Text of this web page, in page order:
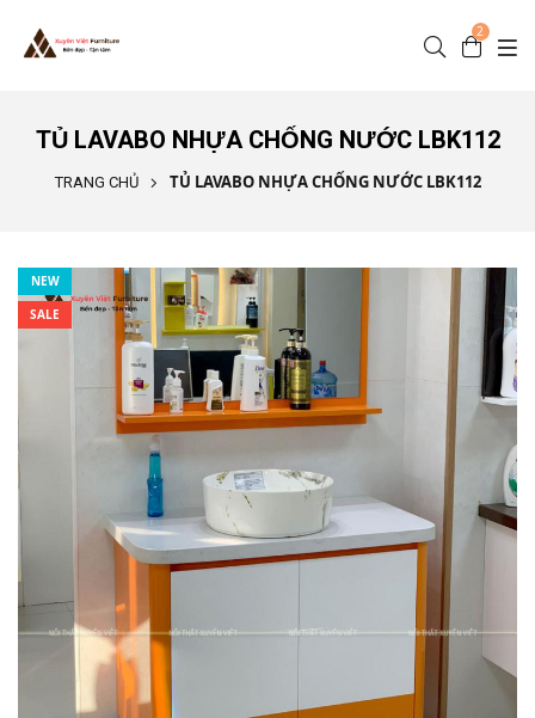
2
TỦ LAVABO NHỰA CHỐNG NƯỚC LBK112
TRANG CHỦ TỦ LAVABO NHỰA CHỐNG NƯỚC LBK112
NEW
SALE